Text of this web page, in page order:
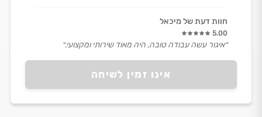
אינו זמין לשיחה
חוות דעת של מיכאל
5.00
״איגור עשה עבודה טובה, היה מאוד שירותי ומקצועי.״